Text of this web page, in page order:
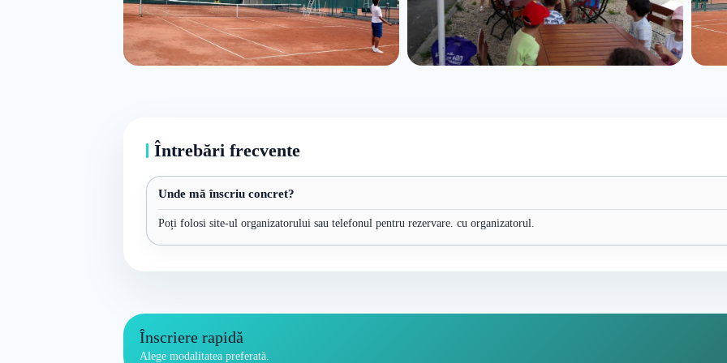
Întrebări frecvente
Unde mă înscriu concret?
Poți folosi site-ul organizatorului sau telefonul pentru rezervare. cu organizatorul.
Înscriere rapidă
Alege modalitatea preferată.